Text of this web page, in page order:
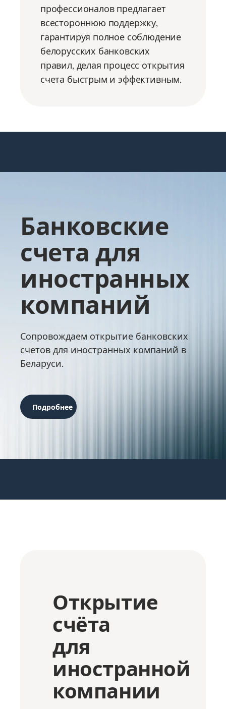
профессионалов предлагает
всестороннюю поддержку,
гарантируя полное соблюдение
белорусских банковских
правил, делая процесс открытия
счета быстрым и эффективным.
Банковские
счета для
иностранных
компаний
Сопровождаем открытие банковских
счетов для иностранных компаний в
Беларуси.
Подробнее
Открытие
счёта
для
иностранной
компании